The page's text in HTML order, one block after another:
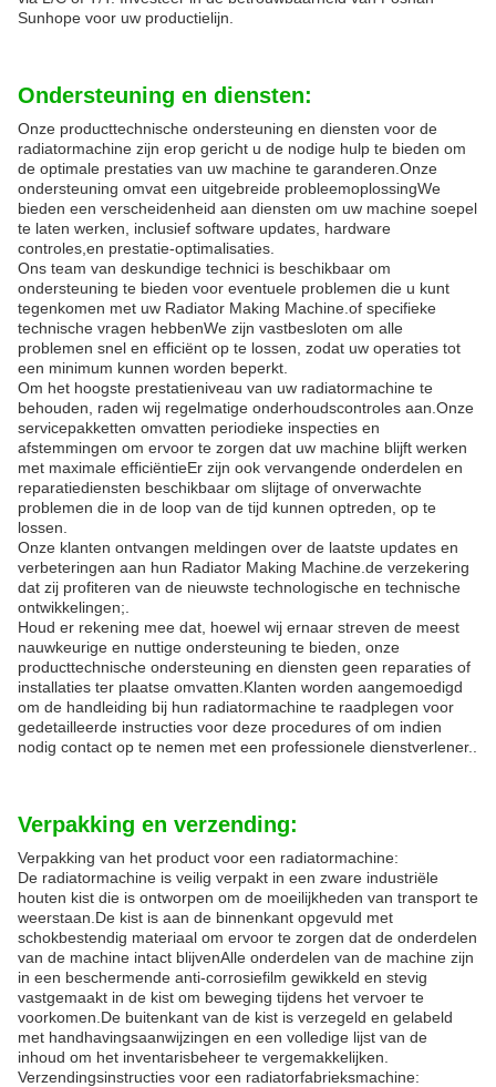
Sunhope voor uw productielijn.
Ondersteuning en diensten:
Onze producttechnische ondersteuning en diensten voor de
radiatormachine zijn erop gericht u de nodige hulp te bieden om
de optimale prestaties van uw machine te garanderen.Onze
ondersteuning omvat een uitgebreide probleemoplossingWe
bieden een verscheidenheid aan diensten om uw machine soepel
te laten werken, inclusief software updates, hardware
controles,en prestatie-optimalisaties.
Ons team van deskundige technici is beschikbaar om
ondersteuning te bieden voor eventuele problemen die u kunt
tegenkomen met uw Radiator Making Machine.of specifieke
technische vragen hebbenWe zijn vastbesloten om alle
problemen snel en efficiënt op te lossen, zodat uw operaties tot
een minimum kunnen worden beperkt.
Om het hoogste prestatieniveau van uw radiatormachine te
behouden, raden wij regelmatige onderhoudscontroles aan.Onze
servicepakketten omvatten periodieke inspecties en
afstemmingen om ervoor te zorgen dat uw machine blijft werken
met maximale efficiëntieEr zijn ook vervangende onderdelen en
reparatiediensten beschikbaar om slijtage of onverwachte
problemen die in de loop van de tijd kunnen optreden, op te
lossen.
Onze klanten ontvangen meldingen over de laatste updates en
verbeteringen aan hun Radiator Making Machine.de verzekering
dat zij profiteren van de nieuwste technologische en technische
ontwikkelingen;.
Houd er rekening mee dat, hoewel wij ernaar streven de meest
nauwkeurige en nuttige ondersteuning te bieden, onze
producttechnische ondersteuning en diensten geen reparaties of
installaties ter plaatse omvatten.Klanten worden aangemoedigd
om de handleiding bij hun radiatormachine te raadplegen voor
gedetailleerde instructies voor deze procedures of om indien
nodig contact op te nemen met een professionele dienstverlener..
Verpakking en verzending:
Verpakking van het product voor een radiatormachine:
De radiatormachine is veilig verpakt in een zware industriële
houten kist die is ontworpen om de moeilijkheden van transport te
weerstaan.De kist is aan de binnenkant opgevuld met
schokbestendig materiaal om ervoor te zorgen dat de onderdelen
van de machine intact blijvenAlle onderdelen van de machine zijn
in een beschermende anti-corrosiefilm gewikkeld en stevig
vastgemaakt in de kist om beweging tijdens het vervoer te
voorkomen.De buitenkant van de kist is verzegeld en gelabeld
met handhavingsaanwijzingen en een volledige lijst van de
inhoud om het inventarisbeheer te vergemakkelijken.
Verzendingsinstructies voor een radiatorfabrieksmachine: